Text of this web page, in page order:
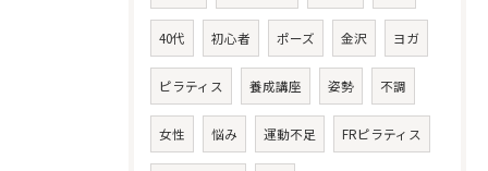
40代 初心者 ポーズ 金沢 ヨガ
ピラティス 養成講座 姿勢 不調
女性 悩み 運動不足 FRピラティス